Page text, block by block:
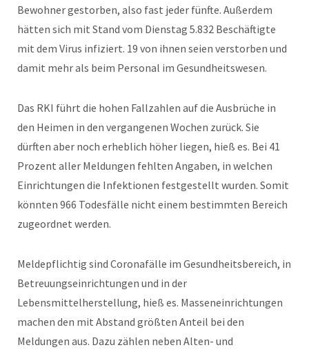
Bewohner gestorben, also fast jeder fünfte. Außerdem
hätten sich mit Stand vom Dienstag 5.832 Beschäftigte
mit dem Virus infiziert. 19 von ihnen seien verstorben und
damit mehr als beim Personal im Gesundheitswesen.
Das RKI führt die hohen Fallzahlen auf die Ausbrüche in
den Heimen in den vergangenen Wochen zurück. Sie
dürften aber noch erheblich höher liegen, hieß es. Bei 41
Prozent aller Meldungen fehlten Angaben, in welchen
Einrichtungen die Infektionen festgestellt wurden. Somit
könnten 966 Todesfälle nicht einem bestimmten Bereich
zugeordnet werden.
Meldepflichtig sind Coronafälle im Gesundheitsbereich, in
Betreuungseinrichtungen und in der
Lebensmittelherstellung, hieß es. Masseneinrichtungen
machen den mit Abstand größten Anteil bei den
Meldungen aus. Dazu zählen neben Alten- und